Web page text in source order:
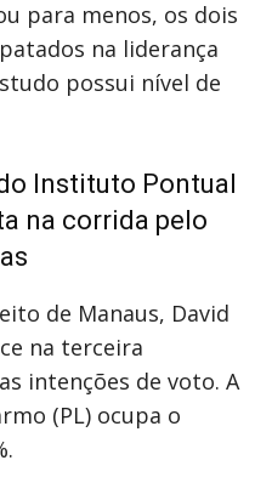
para menos, os dois
na liderança
possui nível de
Instituto Pontual
na corrida pelo
de Manaus, David
na terceira
intenções de voto. A
(PL) ocupa o